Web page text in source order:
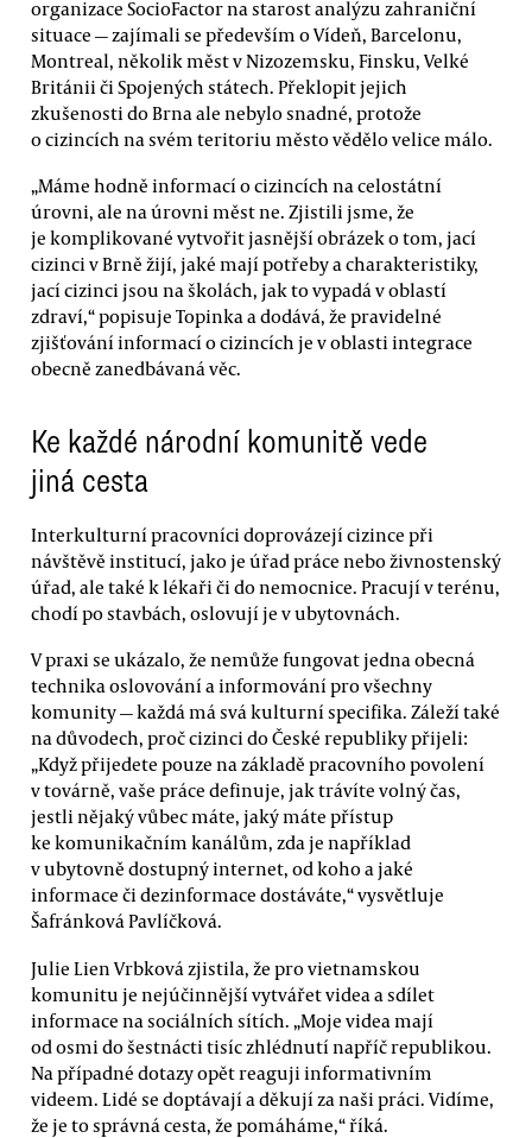
organizace SocioFactor na starost analýzu zahraniční
situace — zajímali se především o Vídeň, Barcelonu,
Montreal, několik měst v Nizozemsku, Finsku, Velké
Británii či Spojených státech. Překlopit jejich
zkušenosti do Brna ale nebylo snadné, protože
o cizincích na svém teritoriu město vědělo velice málo.
„Máme hodně informací o cizincích na celostátní
úrovni, ale na úrovni měst ne. Zjistili jsme, že
je komplikované vytvořit jasnější obrázek o tom, jací
cizinci v Brně žijí, jaké mají potřeby a charakteristiky,
jací cizinci jsou na školách, jak to vypadá v oblastí
zdraví,“ popisuje Topinka a dodává, že pravidelné
zjišťování informací o cizincích je v oblasti integrace
obecně zanedbávaná věc.
Ke každé národní komunitě vede
jiná cesta
Interkulturní pracovníci doprovázejí cizince při
návštěvě institucí, jako je úřad práce nebo živnostenský
úřad, ale také k lékaři či do nemocnice. Pracují v terénu,
chodí po stavbách, oslovují je v ubytovnách.
V praxi se ukázalo, že nemůže fungovat jedna obecná
technika oslovování a informování pro všechny
komunity — každá má svá kulturní specifika. Záleží také
na důvodech, proč cizinci do České republiky přijeli:
„Když přijedete pouze na základě pracovního povolení
v továrně, vaše práce definuje, jak trávíte volný čas,
jestli nějaký vůbec máte, jaký máte přístup
ke komunikačním kanálům, zda je například
v ubytovně dostupný internet, od koho a jaké
informace či dezinformace dostáváte,“ vysvětluje
Šafránková Pavlíčková.
Julie Lien Vrbková zjistila, že pro vietnamskou
komunitu je nejúčinnější vytvářet videa a sdílet
informace na sociálních sítích. „Moje videa mají
od osmi do šestnácti tisíc zhlédnutí napříč republikou.
Na případné dotazy opět reaguji informativním
videem. Lidé se doptávají a děkují za naši práci. Vidíme,
že je to správná cesta, že pomáháme,“ říká.